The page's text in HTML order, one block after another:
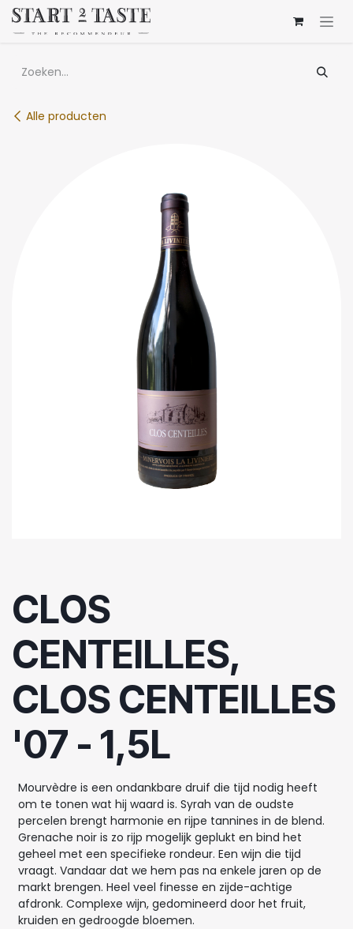
Overslaan naar inhoud
Alle producten
CLOS
CENTEILLES,
CLOS CENTEILLES
'07 - 1,5L
Mourvèdre is een ondankbare druif die tijd nodig heeft
om te tonen wat hij waard is. Syrah van de oudste
percelen brengt harmonie en rijpe tannines in de blend.
Grenache noir is zo rijp mogelijk geplukt en bind het
geheel met een specifieke rondeur. Een wijn die tijd
vraagt. Vandaar dat we hem pas na enkele jaren op de
markt brengen. Heel veel finesse en zijde-achtige
afdronk. Complexe wijn, gedomineerd door het fruit,
kruiden en gedroogde bloemen.